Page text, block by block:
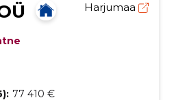
Harjumaa
77 410 €